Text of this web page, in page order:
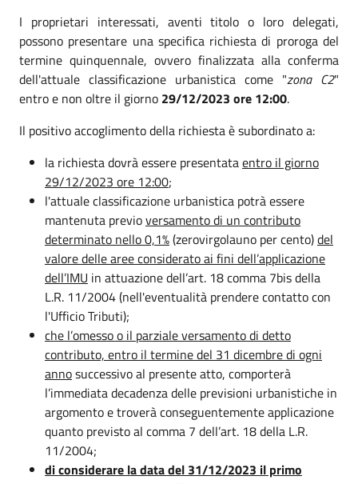
I proprietari interessati, aventi titolo o loro delegati,
possono presentare una specifica richiesta di proroga del
termine quinquennale, ovvero finalizzata alla conferma
dell'attuale classificazione urbanistica come "zona C2"
entro e non oltre il giorno 29/12/2023 ore 12:00.
Il positivo accoglimento della richiesta è subordinato a:
la richiesta dovrà essere presentataentro il giorno
29/12/2023 ore 12:00;
l'attuale classificazione urbanistica potrà essere
mantenuta previoversamento di un contributo
determinato nello 0,1%(zerovirgolauno per cento)del
valore delle aree considerato ai fini dell’applicazione
dell’IMU in attuazione dell’art. 18 comma 7bis della
L.R. 11/2004 (nell'eventualità prendere contatto con
l'Ufficio Tributi);
che l’omesso o il parziale versamento di detto
contributo, entro il termine del 31 dicembre di ogni
annosuccessivo al presente atto, comporterà
l’immediata decadenza delle previsioni urbanistiche in
argomento e troverà conseguentemente applicazione
quanto previsto al comma 7 dell’art. 18 della L.R.
11/2004;
di considerare la data del 31/12/2023 il primo